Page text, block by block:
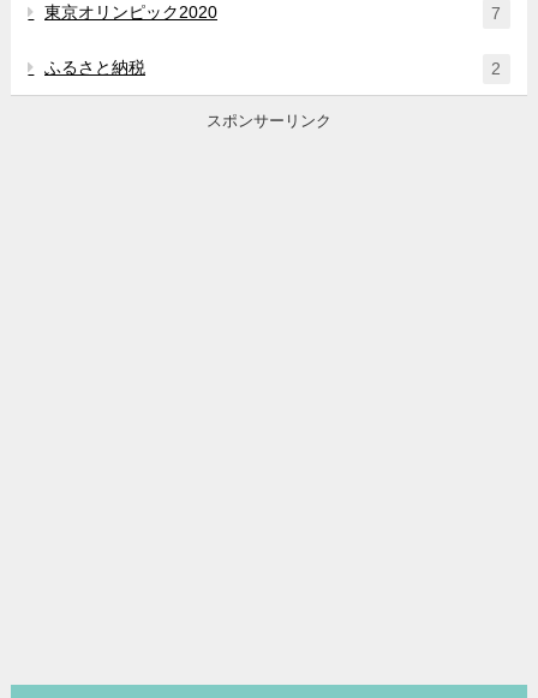
東京オリンピック2020 7
ふるさと納税 2
スポンサーリンク